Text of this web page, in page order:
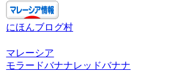
にほんブログ村
マレーシア
モラードバナナレッドバナナ